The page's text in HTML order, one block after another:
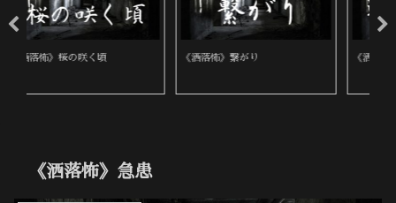
《洒落怖》繋がり 《洒落怖》近所の墓地
《洒落怖》急患